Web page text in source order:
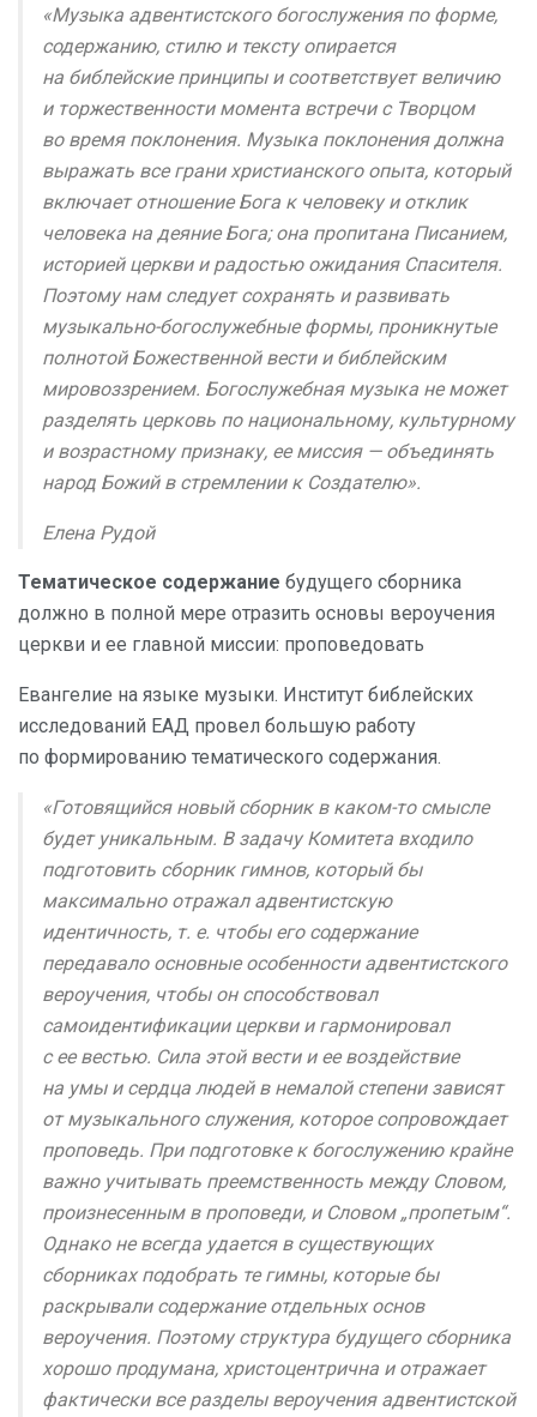
«Музыка адвентистского богослужения по форме,
содержанию, стилю и тексту опирается
на библейские принципы и соответствует величию
и торжественности момента встречи с Творцом
во время поклонения. Музыка поклонения должна
выражать все грани христианского опыта, который
включает отношение Бога к человеку и отклик
человека на деяние Бога; она пропитана Писанием,
историей церкви и радостью ожидания Спасителя.
Поэтому нам следует сохранять и развивать
музыкально-богослужебные формы, проникнутые
полнотой Божественной вести и библейским
мировоззрением. Богослужебная музыка не может
разделять церковь по национальному, культурному
и возрастному признаку, ее миссия — объединять
народ Божий в стремлении к Создателю».
Елена Рудой
Тематическое содержание будущего сборника
должно в полной мере отразить основы вероучения
церкви и ее главной миссии: проповедовать
Евангелие на языке музыки. Институт библейских
исследований ЕАД провел большую работу
по формированию тематического содержания.
«Готовящийся новый сборник в каком-то смысле
будет уникальным. В задачу Комитета входило
подготовить сборник гимнов, который бы
максимально отражал адвентистскую
идентичность, т. е. чтобы его содержание
передавало основные особенности адвентистского
вероучения, чтобы он способствовал
самоидентификации церкви и гармонировал
с ее вестью. Сила этой вести и ее воздействие
на умы и сердца людей в немалой степени зависят
от музыкального служения, которое сопровождает
проповедь. При подготовке к богослужению крайне
важно учитывать преемственность между Словом,
произнесенным в проповеди, и Словом „пропетым“.
Однако не всегда удается в существующих
сборниках подобрать те гимны, которые бы
раскрывали содержание отдельных основ
вероучения. Поэтому структура будущего сборника
хорошо продумана, христоцентрична и отражает
фактически все разделы вероучения адвентистской